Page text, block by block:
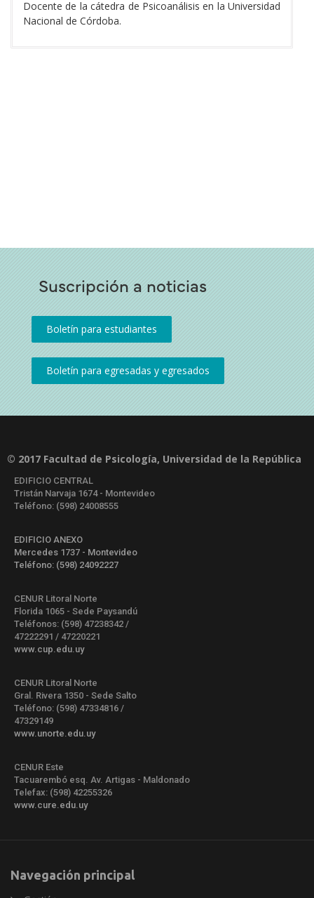
Docente de la cátedra de Psicoanálisis en la Universidad
Nacional de Córdoba.
Suscripción a noticias
© 2017 Facultad de Psicología, Universidad de la República
EDIFICIO CENTRAL
Tristán Narvaja 1674 - Montevideo
Teléfono: (598) 24008555
EDIFICIO ANEXO
Mercedes 1737 - Montevideo
Teléfono: (598) 24092227
CENUR Litoral Norte
Florida 1065 - Sede Paysandú
Teléfonos: (598) 47238342 /
47222291 / 47220221
www.cup.edu.uy
CENUR Litoral Norte
Gral. Rivera 1350 - Sede Salto
Teléfono: (598) 47334816 /
47329149
www.unorte.edu.uy
CENUR Este
Tacuarembó esq. Av. Artigas - Maldonado
Telefax: (598) 42255326
www.cure.edu.uy
Navegación principal